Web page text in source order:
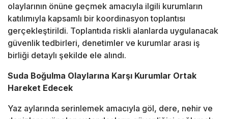
olaylarının önüne geçmek amacıyla ilgili kurumların
katılımıyla kapsamlı bir koordinasyon toplantısı
gerçekleştirildi. Toplantıda riskli alanlarda uygulanacak
güvenlik tedbirleri, denetimler ve kurumlar arası iş
birliği detaylı şekilde ele alındı.
Suda Boğulma Olaylarına Karşı Kurumlar Ortak
Hareket Edecek
Yaz aylarında serinlemek amacıyla göl, dere, nehir ve